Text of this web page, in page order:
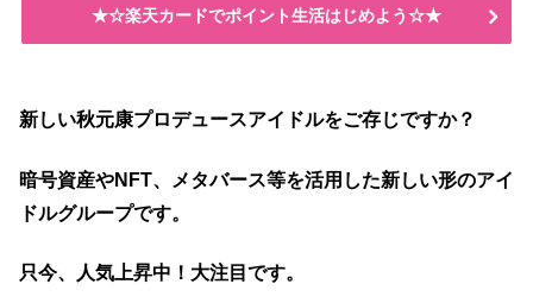
★☆楽天カードでポイント生活はじめよう☆★
新しい秋元康プロデュースアイドルをご存じですか？
暗号資産やNFT、メタバース等を活用した新しい形のアイ
ドルグループです。
只今、人気上昇中！大注目です。